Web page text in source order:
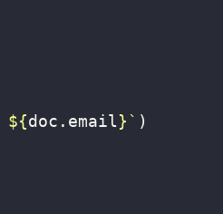
${doc . email}` )